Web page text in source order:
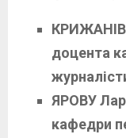
доцента
ЯРОВУ
кафедри